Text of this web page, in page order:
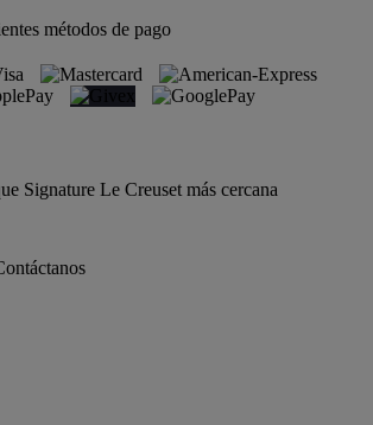
métodos de pago
Signature Le Creuset más cercana